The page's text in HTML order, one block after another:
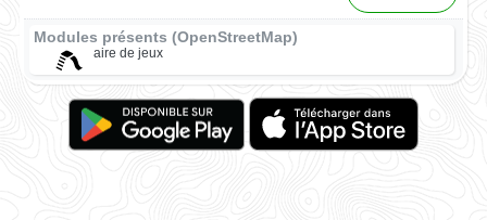
Modules présents (OpenStreetMap)
aire de jeux